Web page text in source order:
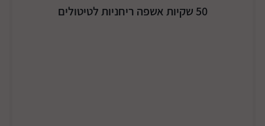
50 שקיות אשפה ריחניות לטיטולים